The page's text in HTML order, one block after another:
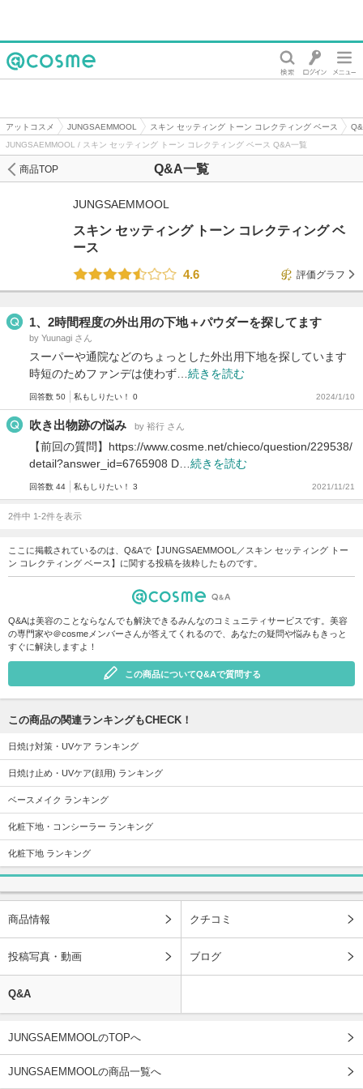
アットコスメ JUNGSAEMMOOL スキン セッティング トーン コレクティング ベース
JUNGSAEMMOOL / スキン セッティング トーン コレクティング ベース Q&A一覧
Q&A一覧
商品TOP
JUNGSAEMMOOL
スキン セッティング トーン コレクティング ベ
ース
4.6
評価グラフ
1、2時間程度の外出用の下地＋パウダーを探してます
by Yuunagi さん
スーパーや通院などのちょっとした外出用下地を探しています
時短のためファンデは使わず… 続きを読む
回答数 50 私もしりたい！ 0 2024/1/10
吹き出物跡の悩み by 裕行 さん
【前回の質問】https://www.cosme.net/chieco/question/229538/
detail?answer_id=6765908 D… 続きを読む
回答数 44 私もしりたい！ 3 2021/11/21
2件中 1-2件を表示
ここに掲載されているのは、Q&Aで【JUNGSAEMMOOL／スキン セッティング トー
ン コレクティング ベース】に関する投稿を抜粋したものです。
Q&Aは美容のことならなんでも解決できるみんなのコミュニティサービスです。美容
の専門家や＠cosmeメンバーさんが答えてくれるので、あなたの疑問や悩みもきっと
すぐに解決しますよ！
この商品についてQ&Aで質問する
この商品の関連ランキングもCHECK！
日焼け対策・UVケア ランキング
日焼け止め・UVケア(顔用) ランキング
ベースメイク ランキング
化粧下地・コンシーラー ランキング
化粧下地 ランキング
商品情報 クチコミ
投稿写真・動画 ブログ
Q&A
JUNGSAEMMOOLのTOPへ
JUNGSAEMMOOLの商品一覧へ